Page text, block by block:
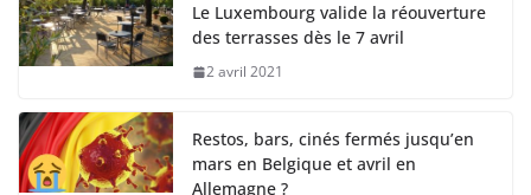
Le Luxembourg valide la réouverture
des terrasses dès le 7 avril
2 avril 2021
Restos, bars, cinés fermés jusqu’en
mars en Belgique et avril en
Allemagne ?